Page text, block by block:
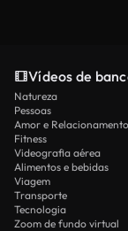
Vídeos de
Natureza
Pessoas
Amor e
Fitness
Videografia aérea
Alimentos e bebidas
Viagem
Transporte
Tecnologia
Zoom de fundo virtual